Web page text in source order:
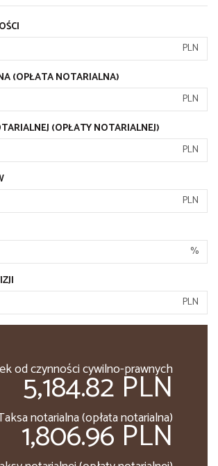
PLN
(OPŁATA NOTARIALNA)
PLN
(OPŁATY NOTARIALNEJ)
PLN
PLN
%
PLN
od czynności cywilno-prawnych
5,184.82 PLN
notarialna (opłata notarialna)
1,806.96 PLN